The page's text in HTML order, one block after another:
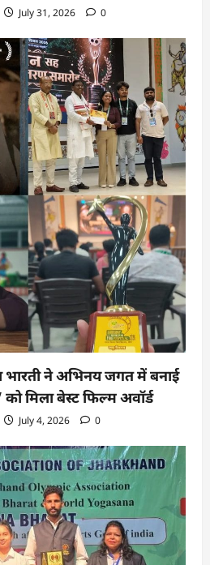
July 31, 2026 0
भारती ने अभिनय जगत में बनाई
को मिला बेस्ट फिल्म अवॉर्ड
July 4, 2026 0